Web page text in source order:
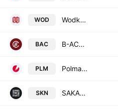
WOD Wodkan S.A.
BAC B-ACT SA
PLM Polman SA
SKN SAKANA S.A.